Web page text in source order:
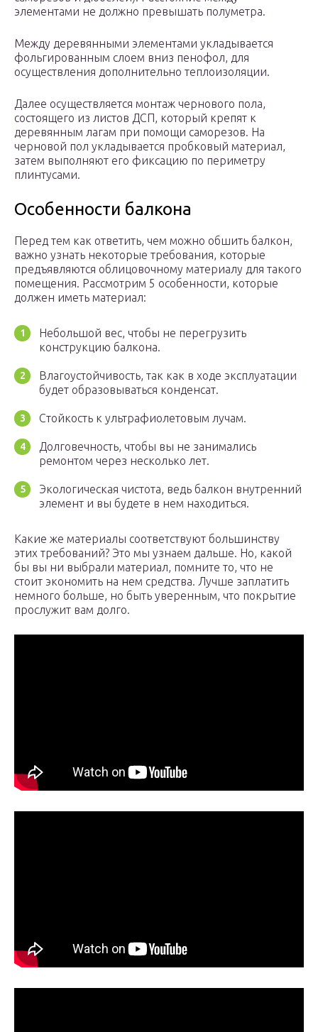
элементами не должно превышать полуметра.
Между деревянными элементами укладывается
фольгированным слоем вниз пенофол, для
осуществления дополнительно теплоизоляции.
Далее осуществляется монтаж чернового пола,
состоящего из листов ДСП, который крепят к
деревянным лагам при помощи саморезов. На
черновой пол укладывается пробковый материал,
затем выполняют его фиксацию по периметру
плинтусами.
Особенности балкона
Перед тем как ответить, чем можно обшить балкон,
важно узнать некоторые требования, которые
предъявляются облицовочному материалу для такого
помещения. Рассмотрим 5 особенности, которые
должен иметь материал:
Небольшой вес, чтобы не перегрузить
конструкцию балкона.
Влагоустойчивость, так как в ходе эксплуатации
будет образовываться конденсат.
Стойкость к ультрафиолетовым лучам.
Долговечность, чтобы вы не занимались
ремонтом через несколько лет.
Экологическая чистота, ведь балкон внутренний
элемент и вы будете в нем находиться.
Какие же материалы соответствуют большинству
этих требований? Это мы узнаем дальше. Но, какой
бы вы ни выбрали материал, помните то, что не
стоит экономить на нем средства. Лучше заплатить
немного больше, но быть уверенным, что покрытие
прослужит вам долго.